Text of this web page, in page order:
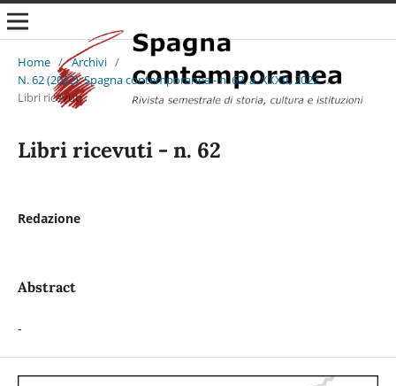
Home / Archivi /
N. 62 (2022): Spagna contemporanea - n. 62, a. XXXII, 2022 /
Libri ricevuti
Libri ricevuti - n. 62
Redazione
Abstract
-